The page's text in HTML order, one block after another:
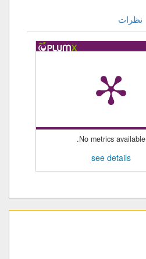
نظرات
No metrics available.
see details